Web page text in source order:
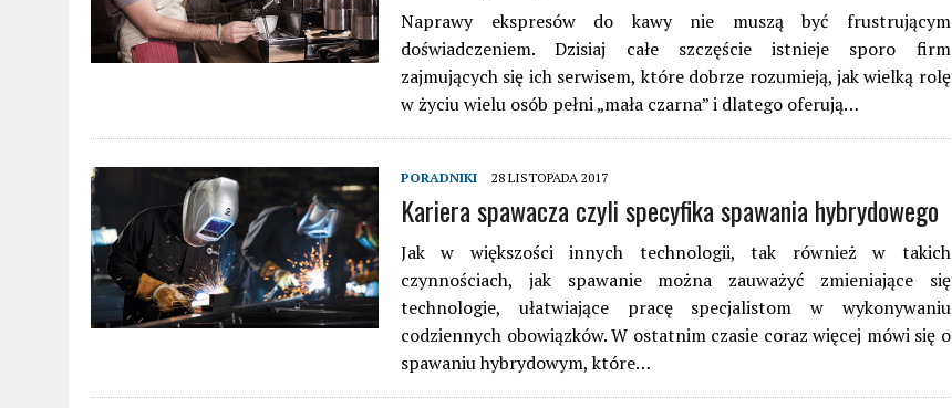
Naprawy ekspresów do kawy nie muszą być frustrującym
doświadczeniem. Dzisiaj całe szczęście istnieje sporo firm
zajmujących się ich serwisem, które dobrze rozumieją, jak wielką rolę
w życiu wielu osób pełni „mała czarna” i dlatego oferują…
PORADNIKI 28 LISTOPADA 2017
Kariera spawacza czyli specyfika spawania hybrydowego
Jak w większości innych technologii, tak również w takich
czynnościach, jak spawanie można zauważyć zmieniające się
technologie, ułatwiające pracę specjalistom w wykonywaniu
codziennych obowiązków. W ostatnim czasie coraz więcej mówi się o
spawaniu hybrydowym, które…